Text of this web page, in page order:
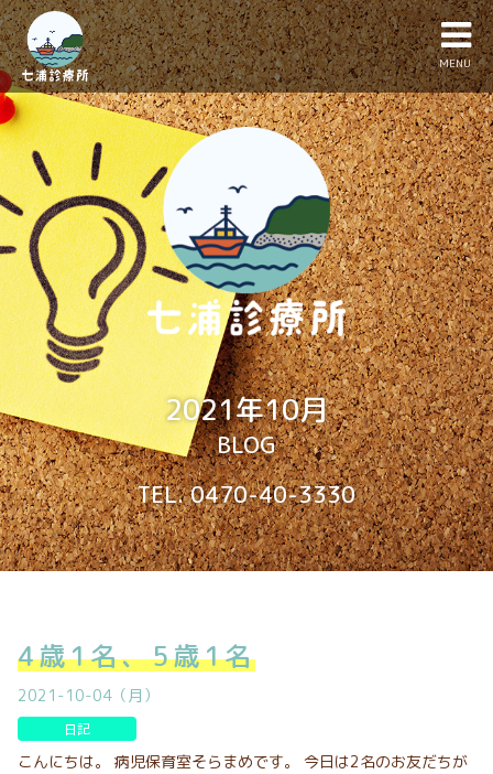
MENU
2021年10月
BLOG
TEL. 0470-40-3330
4歳1名、5歳1名
2021-10-04（月）
日記
こんにちは。 病児保育室そらまめです。 今日は2名のお友だちが